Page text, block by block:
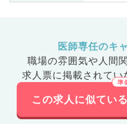
医師専任のキ
職場の雰囲気や人間関
求人票に掲載されてい
この求人に似てい